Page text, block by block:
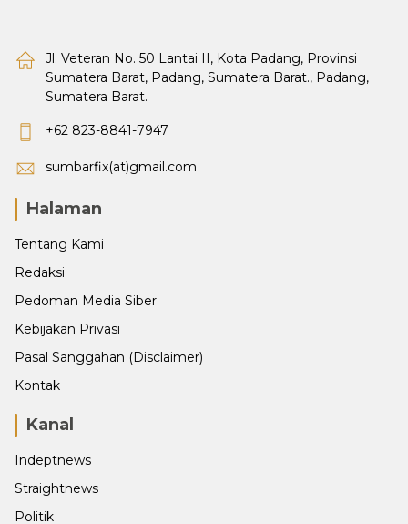
Jl. Veteran No. 50 Lantai II, Kota Padang, Provinsi
Sumatera Barat, Padang, Sumatera Barat., Padang,
Sumatera Barat.
+62 823-8841-7947
sumbarfix(at)gmail.com
Halaman
Tentang Kami
Redaksi
Pedoman Media Siber
Kebijakan Privasi
Pasal Sanggahan (Disclaimer)
Kontak
Kanal
Indeptnews
Straightnews
Politik